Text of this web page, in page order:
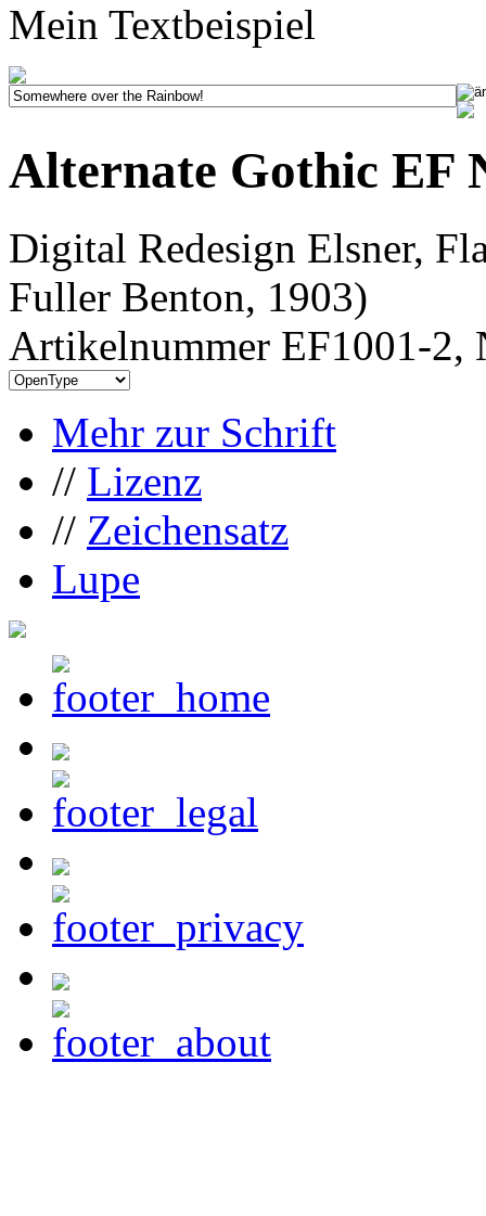
Mein Textbeispiel
Alternate Gothic EF
Digital Redesign Elsner,
Fuller Benton, 1903)
Artikelnummer EF1001-2,
Mehr zur Schrift
// Lizenz
// Zeichensatz
Lupe